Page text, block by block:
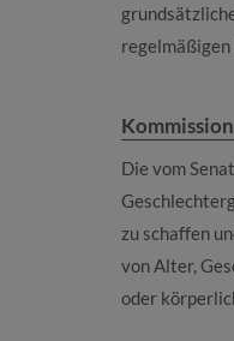
Die vom
zu schaffen
von Alter,
oder